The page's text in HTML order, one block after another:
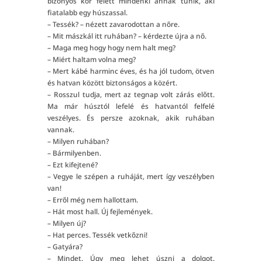
fiatalabb egy húszassal.
– Tessék? – nézett zavarodottan a nőre.
– Mit mászkál itt ruhában? – kérdezte újra a nő.
– Maga meg hogy hogy nem halt meg?
– Miért haltam volna meg?
– Mert kábé harminc éves, és ha jól tudom, ötven
és hatvan között biztonságos a közért.
– Rosszul tudja, mert az tegnap volt zárás előtt.
Ma már húsztól lefelé és hatvantól felfelé
veszélyes. És persze azoknak, akik ruhában
vannak.
– Milyen ruhában?
– Bármilyenben.
– Ezt kifejtené?
– Vegye le szépen a ruháját, mert így veszélyben
van!
– Erről még nem hallottam.
– Hát most hall. Új fejlemények.
– Milyen új?
– Hat perces. Tessék vetkőzni!
– Gatyára?
– Mindet. Úgy meg lehet úszni a dolgot.